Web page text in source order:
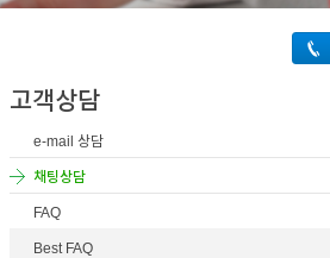
이어
킹레
이어
고객상담
e-mail 상담
채팅상담
FAQ
Best FAQ